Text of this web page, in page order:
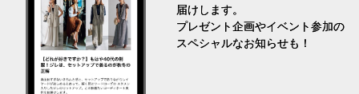
届けします。
プレゼント企画やイベント参加の
スペシャルなお知らせも！